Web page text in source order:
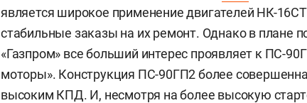
является широкое применение двигателей НК-
стабильные заказы на их ремонт. Однако в плане
«Газпром» все больший интерес проявляет к ПС-
моторы». Конструкция ПС-90ГП2 более
высоким КПД. И, несмотря на более высокую